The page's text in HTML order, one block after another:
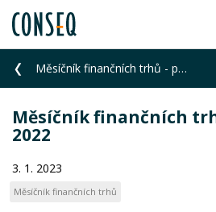
Měsíčník finančních trhů - prosinec 2022
Měsíčník finančních
2022
3. 1. 2023
Měsíčník finančních trhů